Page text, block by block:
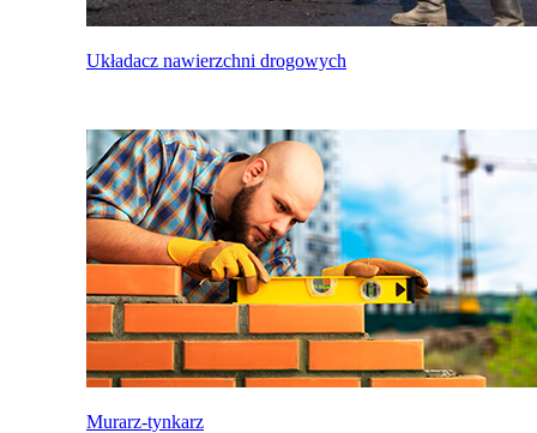
Układacz nawierzchni drogowych
Murarz-tynkarz